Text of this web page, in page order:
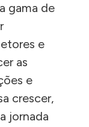
gama de
e
as
e
crescer,
jornada